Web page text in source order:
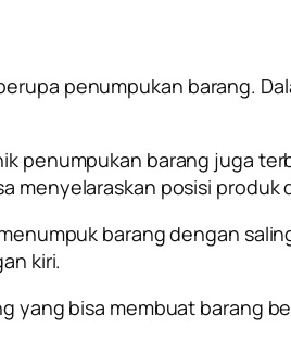
penumpukan barang.
penumpukan barang juga
menyelaraskan posisi produk
barang dengan
kiri.
yang bisa membuat barang